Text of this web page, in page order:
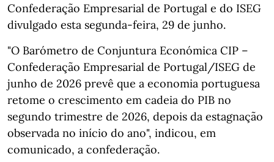
Confederação Empresarial de Portugal e do ISEG
divulgado esta segunda-feira, 29 de junho.
"O Barómetro de Conjuntura Económica CIP –
Confederação Empresarial de Portugal/ISEG de
junho de 2026 prevê que a economia portuguesa
retome o crescimento em cadeia do PIB no
segundo trimestre de 2026, depois da estagnação
observada no início do ano", indicou, em
comunicado, a confederação.